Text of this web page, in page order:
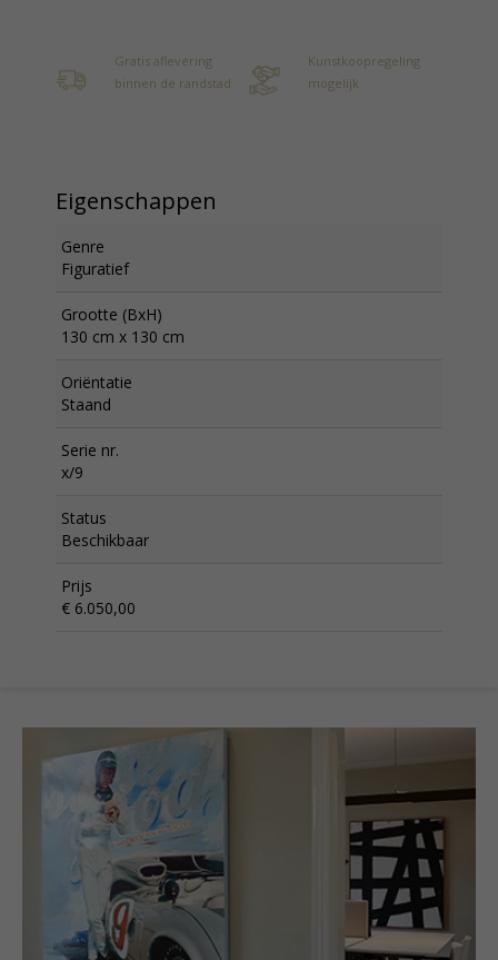
Gratis aflevering
binnen de randstad
Kunstkoopregeling
mogelijk
Eigenschappen
Genre
Figuratief
Grootte (BxH)
130 cm x 130 cm
Oriëntatie
Staand
Serie nr.
x/9
Status
Beschikbaar
Prijs
€ 6.050,00